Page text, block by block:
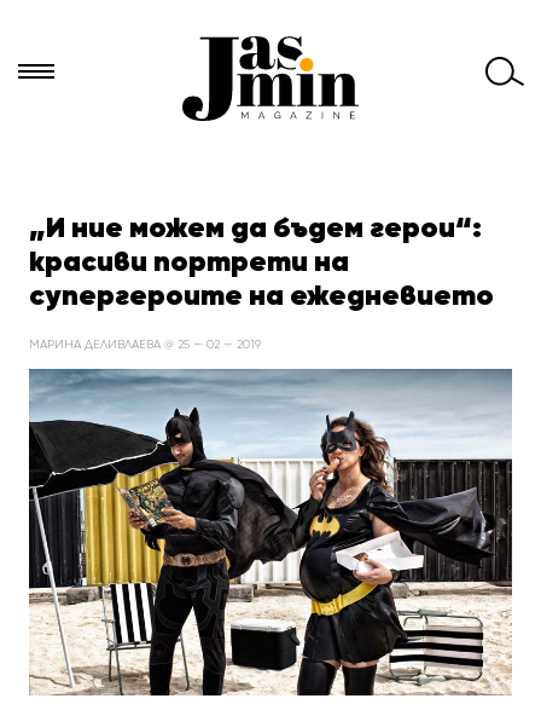
за:„И ние можем да бъдем герои“:
красиви портрети на
супергероите на ежедневието
МАРИНА ДЕЛИВЛАЕВА @ 25 — 02 — 2019